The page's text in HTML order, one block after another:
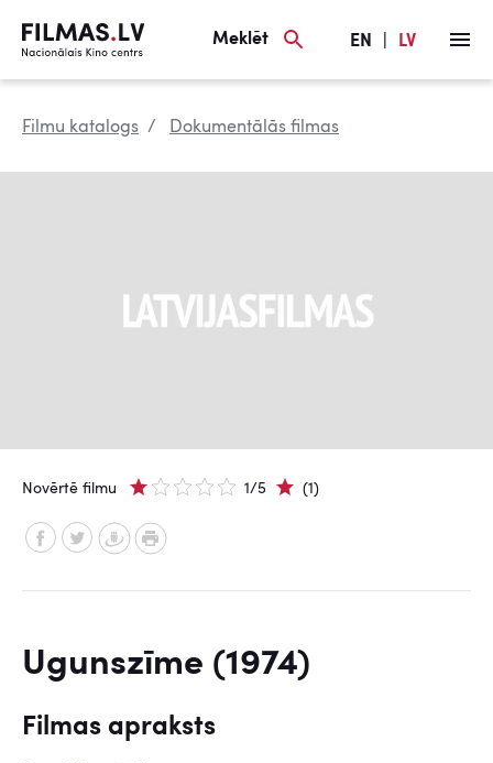
Meklēt EN LV
Filmu katalogs Dokumentālās filmas
Novērtē filmu 1/5 (1)
Ugunszīme (1974)
Filmas apraksts